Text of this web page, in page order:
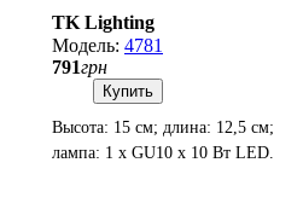
TK Lighting
4781
791грн
Купить
Высота: 15 см; длина: 12,5 см;
лампа: 1 х GU10 х 10 Вт LED.